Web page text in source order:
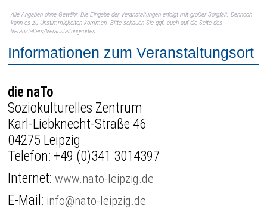
Alle Angaben ohne Gewähr. Die Eingabe der Veranstaltungen erfolgt mit großer Sorgfalt. Dennoch
kann es zu Unstimmigkeiten kommen. Bitte schauen Sie ggf. auch auf die Seite des
Veranstalters/Veranstaltungsortes.
Informationen zum Veranstaltungsort
die naTo
Soziokulturelles Zentrum
Karl-Liebknecht-Straße 46
04275 Leipzig
Telefon: +49 (0)341 3014397
Internet:www.nato-leipzig.de
E-Mail: info@nato-leipzig.de